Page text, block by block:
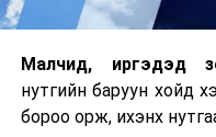
Малчид, иргэдэд
нутгийн баруун хойд
бороо орж, ихэнх